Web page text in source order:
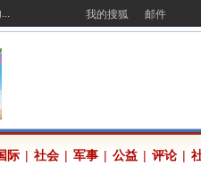
我的搜狐 邮件
际 | 社会 | 军事 | 公益 | 评论 |